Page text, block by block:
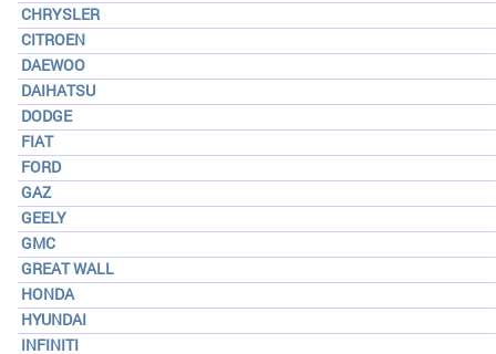
CHRYSLER
CITROEN
DAEWOO
DAIHATSU
DODGE
FIAT
FORD
GAZ
GEELY
GMC
GREAT WALL
HONDA
HYUNDAI
INFINITI